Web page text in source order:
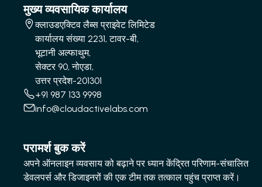
मुख्य व्यवसायिक कार्यालय
क्लाउडएक्टिव लैब्स प्राइवेट लिमिटेड
कार्यालय संख्या 2231, टावर-बी,
भूटानी अल्फाथुम,
सेक्टर 90, नोएडा,
उत्तर प्रदेश-201301
+91 987 133 9998
info@cloudactivelabs.com
परामर्श बुक करें
अपने ऑनलाइन व्यवसाय को बढ़ाने पर ध्यान केंद्रित परिणाम-संचालित
डेवलपर्स और डिजाइनरों की एक टीम तक तत्काल पहुंच प्राप्त करें।